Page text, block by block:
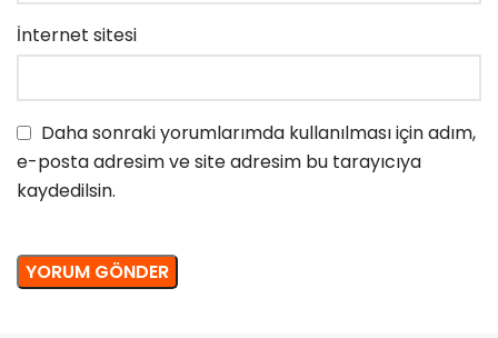
İnternet sitesi
Daha sonraki yorumlarımda kullanılması için adım,
e-posta adresim ve site adresim bu tarayıcıya
kaydedilsin.